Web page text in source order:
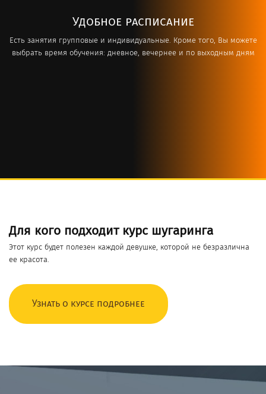
Удобное расписание
Есть занятия групповые и индивидуальные. Кроме того, Вы можете
выбрать время обучения: дневное, вечернее и по выходным дням
Для кого подходит курс шугаринга
Этот курс будет полезен каждой девушке, которой не безразлична
ее красота.
Узнать о курсе подробнее